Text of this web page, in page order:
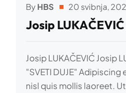
ByHBS 20 svibnja,
Josip LUKAČEVIĆ
Josip LUKAČEVIĆ Josip
"SVETI DUJE" Adipiscing
nisl quis mollis laoreet.
Alt + 0